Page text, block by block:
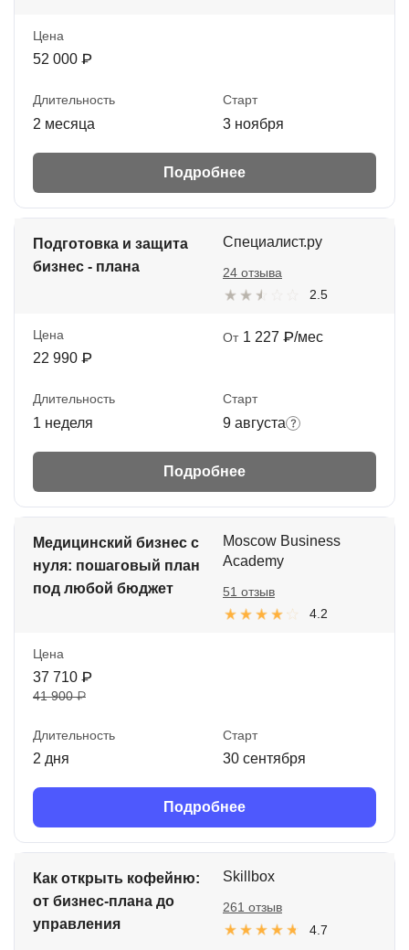
Цена
52 000 ₽
Длительность
2 месяца
Старт
3 ноября
Подробнее
Подготовка и защита
бизнес - плана
Специалист.ру
2.5
24 отзыва
Цена
22 990 ₽
От 1 227 ₽/мес
Длительность
1 неделя
Старт
9 августа
Подробнее
Медицинский бизнес с
нуля: пошаговый план
под любой бюджет
Moscow Business
Academy
4.2
51 отзыв
Цена
37 710 ₽
41 900 ₽
Длительность
2 дня
Старт
30 сентября
Подробнее
Как открыть кофейню:
от бизнес-плана до
управления
Skillbox
4.7
261 отзыв